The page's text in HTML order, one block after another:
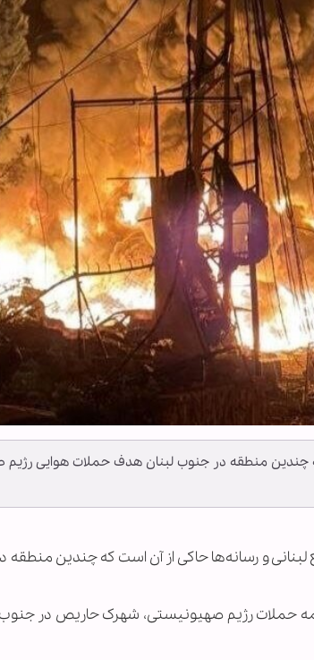
چندین منطقه در جنوب لبنان هدف حملات هوایی رژیم
لبنانی و رسانه‌ها حاکی از آن است که چندین
ادامه حملات رژیم صهیونیستی، شهرک حاریص در